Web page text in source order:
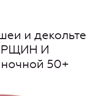
и декольте
И
50+